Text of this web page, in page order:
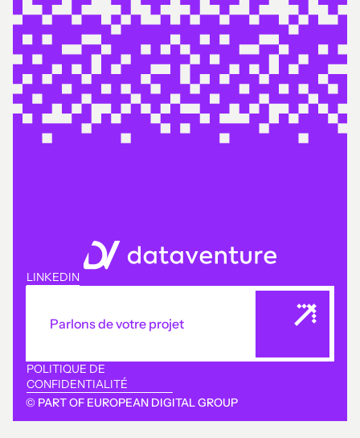
LINKEDIN
Parlons de votre projet
POLITIQUE DE
CONFIDENTIALITÉ
© PART OF EUROPEAN DIGITAL GROUP